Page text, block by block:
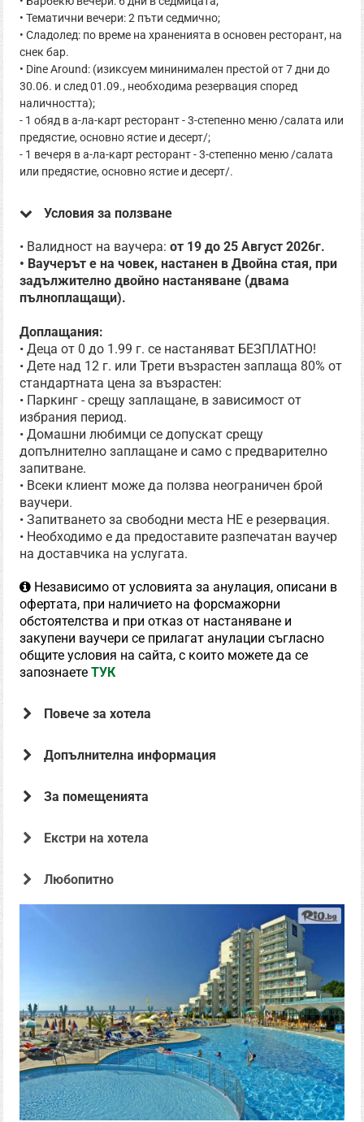
• Тематични вечери: 2 пъти седмично;
• Сладолед: по време на храненията в основен ресторант, на
снек бар.
• Dine Around: (изиксуем мининимален престой от 7 дни до
30.06. и след 01.09., необходима резервация според
наличността);
- 1 обяд в а-ла-карт ресторант - 3-степенно меню /салата или
предястие, основно ястие и десерт/;
- 1 вечеря в а-ла-карт ресторант - 3-степенно меню /салата
или предястие, основно ястие и десерт/.
Условия за ползване
• Валидност на ваучера:от 19 до 25 Август 2026г.
• Ваучерът е на човек, настанен в Двойна стая, при
задължително двойно настаняване (двама
пълноплащащи).
Доплащания:
• Деца от 0 до 1.99 г. се настаняват БЕЗПЛАТНО!
• Дете над 12 г. или Трети възрастен заплаща 80% от
стандартната цена за възрастен:
• Паркинг - срещу заплащане, в зависимост от
избрания период.
• Домашни любимци се допускат срещу
допълнително заплащане и само с предварително
запитване.
• Всеки клиент може да ползва неограничен брой
ваучери.
• Запитването за свободни места НЕ е резервация.
• Необходимо е да предоставите разпечатан ваучер
на доставчика на услугата.
Независимо от условията за анулация, описани в
офертата, при наличието на форсмажорни
обстоятелства и при отказ от настаняване и
закупени ваучери се прилагат анулации съгласно
общите условия на сайта, с които можете да се
запознаетеТУК
Повече за хотела
Допълнителна информация
За помещенията
Екстри на хотела
Офертата е предоставена от
Любопитно